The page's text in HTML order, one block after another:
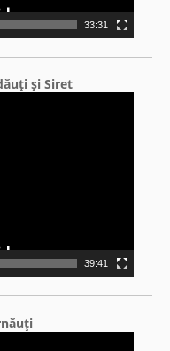
33:31
şi Siret
39:41